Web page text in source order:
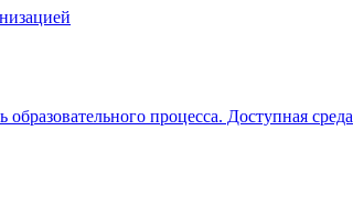
процесса. Доступная среда